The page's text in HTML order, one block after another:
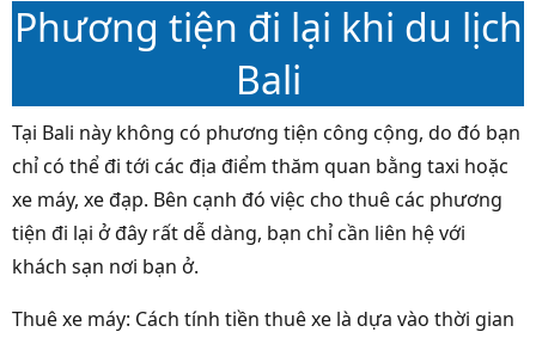
Phương tiện đi lại khi du lịch
Bali
Tại Bali này không có phương tiện công cộng, do đó bạn
chỉ có thể đi tới các địa điểm thăm quan bằng taxi hoặc
xe máy, xe đạp. Bên cạnh đó việc cho thuê các phương
tiện đi lại ở đây rất dễ dàng, bạn chỉ cần liên hệ với
khách sạn nơi bạn ở.
Thuê xe máy: Cách tính tiền thuê xe là dựa vào thời gian